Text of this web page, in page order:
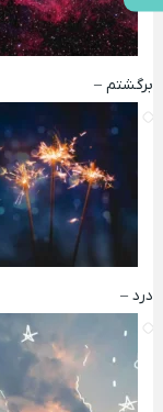
برگشتم –
درد –